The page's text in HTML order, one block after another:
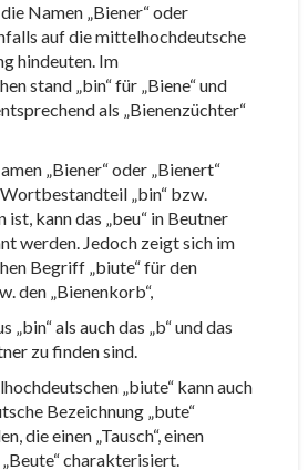
Namen „Biener“ oder
auf die mittelhochdeutsche
hindeuten. Im
stand „bin“ für „Biene“ und
als „Bienenzüchter“
„Biener“ oder „Bienert“
„bin“ bzw.
ist, kann das „beu“ in Beutner
werden. Jedoch zeigt sich im
Begriff „biute“ für den
den „Bienenkorb“,
„bin“ als auch das „b“ und das
zu finden sind.
„biute“ kann auch
Bezeichnung „bute“
die einen „Tausch“, einen
charakterisiert.